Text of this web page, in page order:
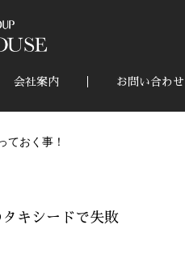
会社案内 お問い合わせ
ておく事！
キシードで失敗